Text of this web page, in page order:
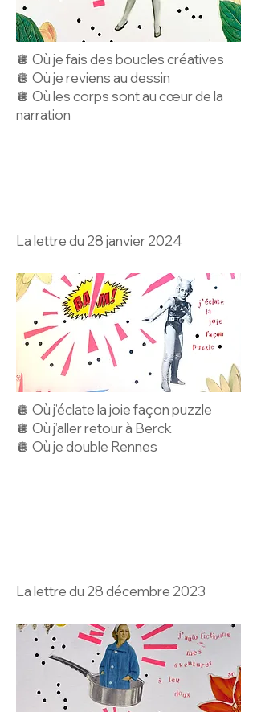
🪩 Où je fais des boucles créatives
🪩 Où je reviens au dessin
🪩 Où les corps sont au cœur de la
narration
La lettre du 28 janvier 2024
🪩 Où j’éclate la joie façon puzzle
🪩 Où j’aller retour à Berck
🪩 Où je double Rennes
La lettre du 28 décembre 2023